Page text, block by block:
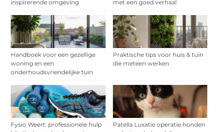
inspirerende omgeving
met een goed verhaal
Handboek voor een gezellige
woning en een
onderhoudsvriendelijke tuin
Praktische tips voor huis & tuin
die meteen werken
Fysio Weert: professionele hulp
Patella Luxatie operatie honden